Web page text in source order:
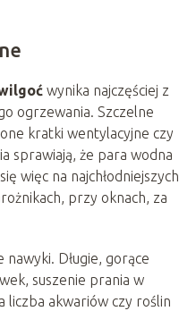
wynika najczęściej z
ogrzewania. Szczelne
kratki wentylacyjne czy
sprawiają, że para wodna
więc na najchłodniejszych
przy oknach, za
nawyki. Długie, gorące
suszenie prania w
liczba akwariów czy roślin